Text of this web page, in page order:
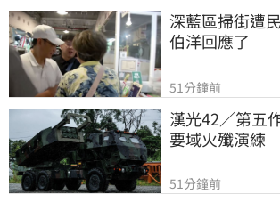
深藍區掃街遭
伯洋回應了
51分鐘前
漢光42／第五
要域火殲演練
51分鐘前